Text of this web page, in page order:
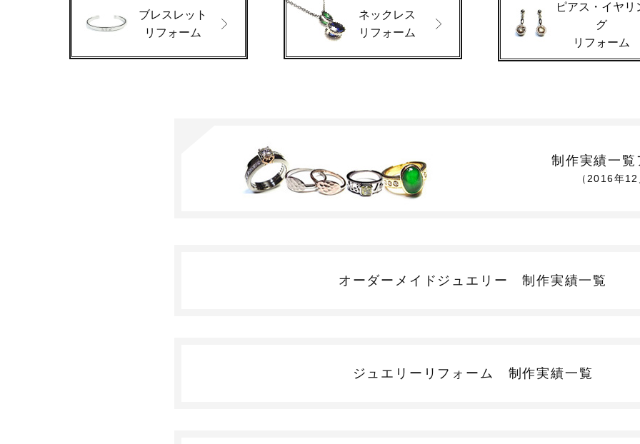
ブレスレット
リフォーム
ネックレス
リフォーム
ピアス・イヤリ
グ
リフォーム
制作実績一覧
（2016年12
オーダーメイドジュエリー制作実績一覧
ジュエリーリフォーム 制作実績一覧